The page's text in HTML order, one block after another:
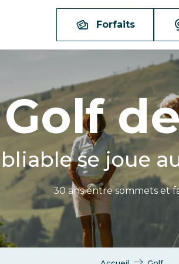
Forfaits
se joue
30 ans entre sommets et